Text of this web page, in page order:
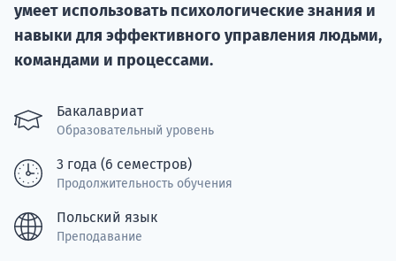
умеет использовать психологические знания и
навыки для эффективного управления людьми,
командами и процессами.
Бакалавриат
Образовательный уровень
3 года (6 семестров)
Продолжительность обучения
Польский язык
Преподавание